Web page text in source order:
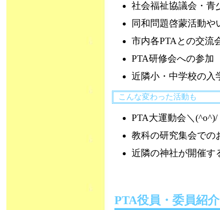
社会福祉協議会・青
同和問題啓蒙活動
市内各PTAとの交流
PTA研修会への参加
近隣小・中学校の入
こんな変わった活動も
PTA大運動会＼(^o^)/
教科の研究集会での
近隣の神社が開催す
PTA役員・委員紹介